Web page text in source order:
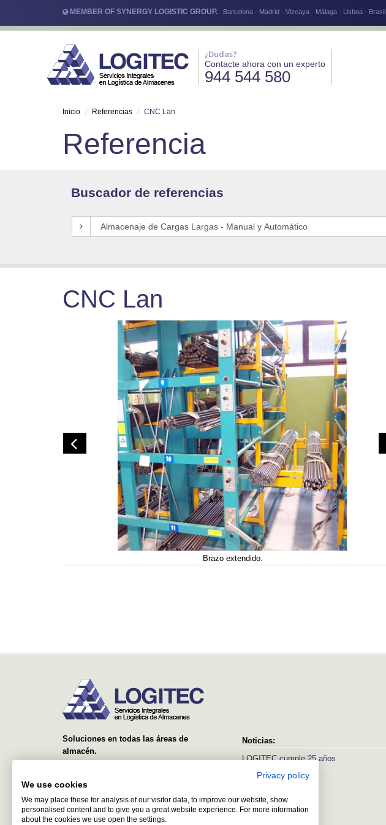
MEMBER OF SYNERGY LOGISTIC GROUP. Barcelona · Madrid · Vizcaya · Málaga · Lisboa · Brasil
¿Dudas?
Contacte ahora con un experto
944 544 580
Inicio Referencias CNC Lan
Referencia
Buscador de referencias
CNC Lan
Brazo extendido.
Soluciones en todas las áreas de
almacén.
estanterías, hasta sistemas avanzados con
gestión.
Noticias:
LOGITEC cumple 25 años
Ver más
Privacy policy
We use cookies
We may place these for analysis of our visitor data, to improve our website, show
personalised content and to give you a great website experience. For more information
about the cookies we use open the settings.